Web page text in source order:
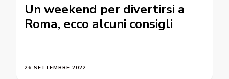
Un weekend per divertirsi a
Roma, ecco alcuni consigli
26 SETTEMBRE 2022